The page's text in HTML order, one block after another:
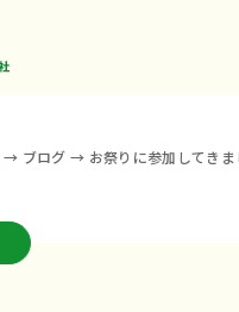
→ ブログ → お祭りに参加してきま